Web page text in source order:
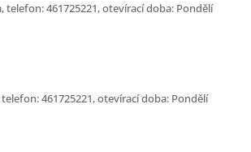
telefon: 461725221, otevírací doba: Pondělí
telefon: 461725221, otevírací doba: Pondělí